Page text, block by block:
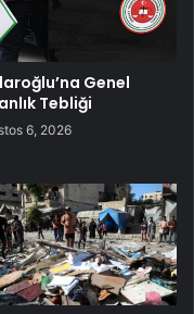
Genel
Tebliği
6, 2026